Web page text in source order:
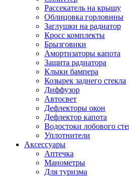
Рассекатель на крышу
Облицовка горловины
Заглушки на радиатор
Кросс комплекты
Брызговики
Амортизаторы капота
Защита радиатора
Клыки бампера
Козырек заднего стекла
Диффузор
Автосвет
Дефлекторы окон
Дефлектор капота
Водостоки лобового
Уплотнители
Аксессуары
Аптечка
Манометры
Для туризма